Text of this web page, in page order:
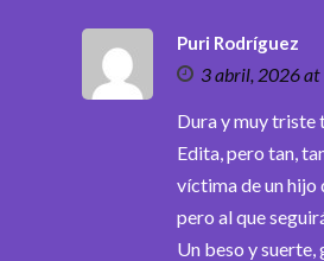
Puri Rodríguez
3 abril, 2026 at
Dura y muy triste
Edita, pero tan,
víctima de un hijo
pero al que
Un beso y suerte,